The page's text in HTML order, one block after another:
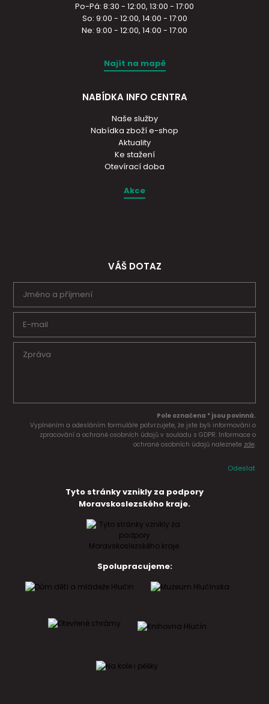
Po-Pá: 8:30 - 12:00, 13:00 - 17:00
So: 9:00 - 12:00, 14:00 - 17:00
Ne: 9:00 - 12:00, 14:00 - 17:00
Najít na mapě
NABÍDKA INFO CENTRA
Naše služby
Nabídka zboží e-shop
Aktuality
Ke stažení
Otevírací doba
Akce
VÁŠ DOTAZ
Pole označena * jsou povinná.
Vyplněním a odesláním formuláře potvrzujete, že jste byli informováni o
zpracování a ochraně osobních údajů v souladu s GDPR. Informace o
ochraně osobních údajů naleznete zde.
Odeslat
Tyto stránky vznikly za podpory
Moravskoslezského kraje.
Spolupracujeme: